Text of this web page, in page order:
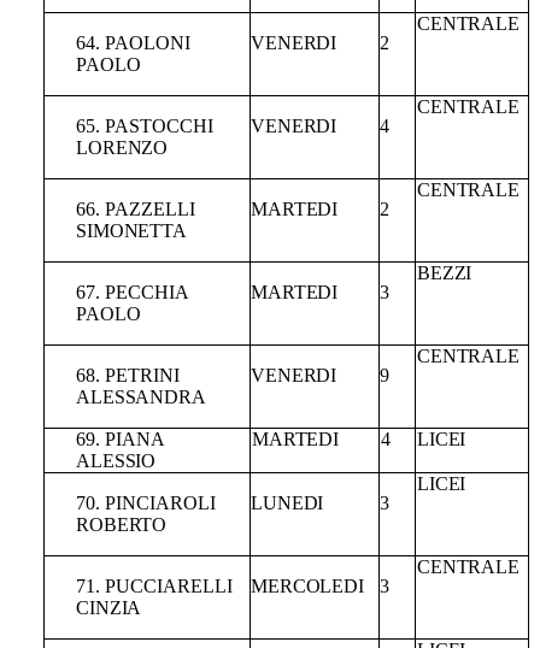
64. PAOLONI
PAOLO
VENERDI 2
CENTRALE
65. PASTOCCHI
LORENZO
VENERDI 4
CENTRALE
66. PAZZELLI
SIMONETTA
MARTEDI 2
CENTRALE
67. PECCHIA
PAOLO
MARTEDI 3
BEZZI
68. PETRINI
ALESSANDRA
VENERDI 9
CENTRALE
69. PIANA
ALESSIO
MARTEDI 4 LICEI
70. PINCIAROLI
ROBERTO
LUNEDI 3
LICEI
71. PUCCIARELLI
CINZIA
MERCOLEDI 3
CENTRALE